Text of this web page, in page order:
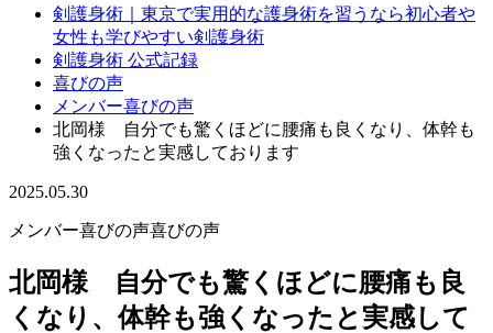
剣護身術｜東京で実用的な護身術を習うなら初心者や
女性も学びやすい剣護身術
剣護身術 公式記録
喜びの声
メンバー喜びの声
北岡様 自分でも驚くほどに腰痛も良くなり、体幹も
強くなったと実感しております
2025.05.30
メンバー喜びの声喜びの声
北岡様 自分でも驚くほどに腰痛も良
くなり、体幹も強くなったと実感して